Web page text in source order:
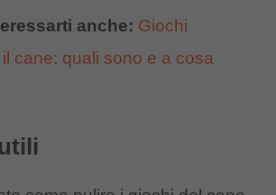
anche: Giochi
cane: quali sono e a cosa